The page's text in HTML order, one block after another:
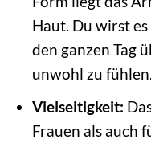
Haut. Du wirst
den ganzen Tag
unwohl zu fühlen.
Vielseitigkeit:
Frauen als auch